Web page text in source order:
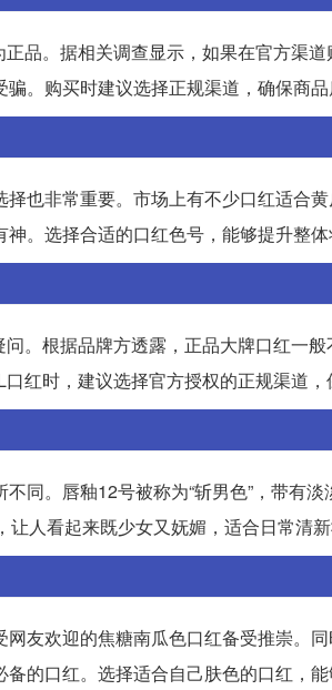
品。据相关调查显示，如果在官方渠
。购买时建议选择正规渠道，确保商品
也非常重要。市场上有不少口红适合
。选择合适的口红色号，能够提升整体
。根据品牌方透露，正品大牌口红一
红时，建议选择官方授权的正规渠道，
同。唇釉12号被称为“斩男色”，带有
人看起来既少女又妩媚，适合日常清新
友欢迎的焦糖南瓜色口红备受推崇。
的口红。选择适合自己肤色的口红，能